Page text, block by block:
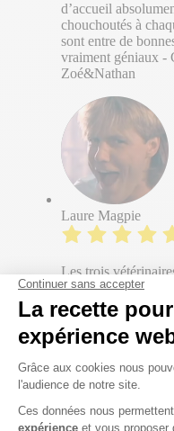
d’accueil
chouchoutés à
sont entre de
vraiment géniaux -
Zoé&Nathan
Laure Magpie
Les trois
excellentes,